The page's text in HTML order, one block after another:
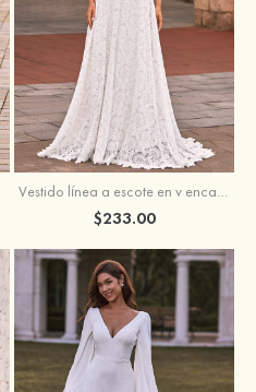
Vestido línea a escote en v encaje cola de barrido vestido de novia
$233.00